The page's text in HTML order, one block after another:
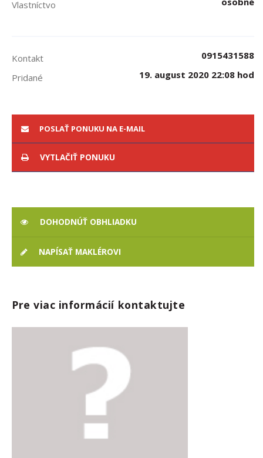
Vlastníctvo
Kontakt
0915431588
Pridané
19. august 2020 22:08 hod
POSLAŤ PONUKU NA E-MAIL
VYTLAČIŤ PONUKU
DOHODNÚŤ OBHLIADKU
NAPÍSAŤ MAKLÉROVI
Pre viac informácií kontaktujte